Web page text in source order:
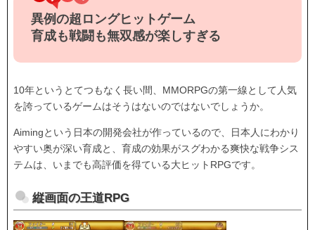
異例の超ロングヒットゲーム
育成も戦闘も無双感が楽しすぎる
10年というとてつもなく長い間、MMORPGの第一線として人気
を誇っているゲームはそうはないのではないでしょうか。
Aimingという日本の開発会社が作っているので、日本人にわかり
やすい奥が深い育成と、育成の効果がスグわかる爽快な戦争シス
テムは、いまでも高評価を得ている大ヒットRPGです。
縦画面の王道RPG